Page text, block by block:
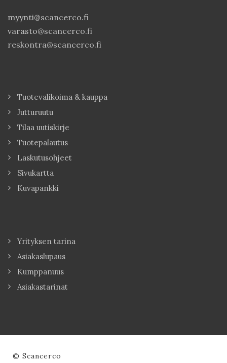
myynti@scancerco.fi
varasto@scancerco.fi
reskontra@scancerco.fi
Tuotevalikoima & kauppa
Jutturuutu
Tilaa uutiskirje
Tuotepalautus
Laskutusohjeet
Sivukartta
Kuvapankki
Yrityksen tarina
Asiakaslupaus
Kumppanuus
Asiakastarinat
© Scancerco